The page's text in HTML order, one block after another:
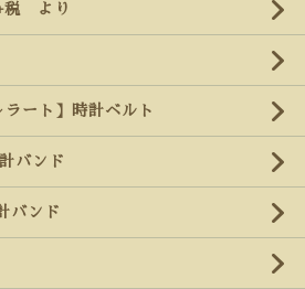
税 より
ート】時計ベルト
バンド
バンド